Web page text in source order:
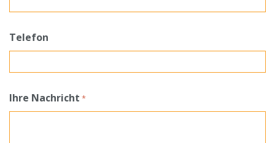
Telefon
Ihre Nachricht *